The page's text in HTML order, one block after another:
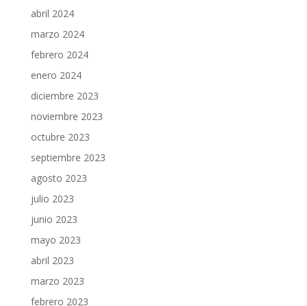
abril 2024
marzo 2024
febrero 2024
enero 2024
diciembre 2023
noviembre 2023
octubre 2023
septiembre 2023
agosto 2023
julio 2023
junio 2023
mayo 2023
abril 2023
marzo 2023
febrero 2023